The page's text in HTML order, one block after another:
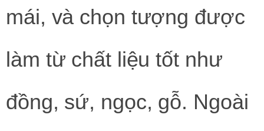
mái, và chọn tượng được
làm từ chất liệu tốt như
đồng, sứ, ngọc, gỗ. Ngoài